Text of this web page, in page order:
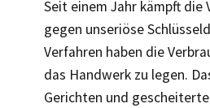
Seit einem Jahr kämpft die
gegen unseriöse
Verfahren haben die
das Handwerk zu legen.
Gerichten und